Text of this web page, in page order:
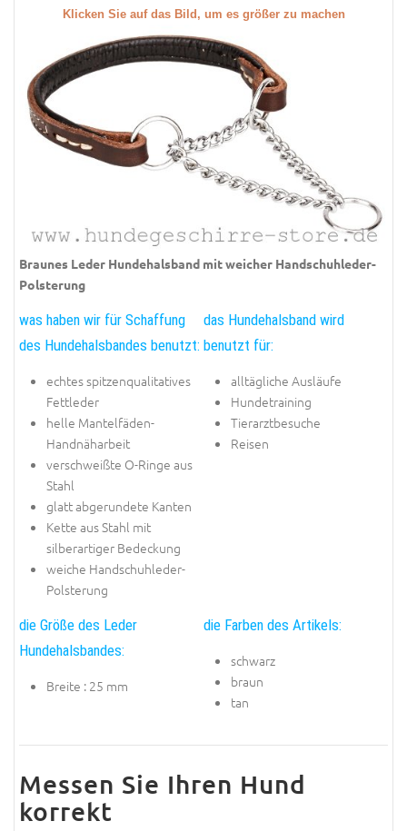
Klicken Sie auf das Bild, um es größer zu machen
Braunes Leder Hundehalsband mit weicher Handschuhleder-
Polsterung
was haben wir für Schaffung
des Hundehalsbandes benutzt:
echtes spitzenqualitatives
Fettleder
helle Mantelfäden-
Handnäharbeit
verschweißte O-Ringe aus
Stahl
glatt abgerundete Kanten
Kette aus Stahl mit
silberartiger Bedeckung
weiche Handschuhleder-
Polsterung
das Hundehalsband wird
benutzt für:
alltägliche Ausläufe
Hundetraining
Tierarztbesuche
Reisen
die Größe des Leder
Hundehalsbandes:
Breite : 25 mm
die Farben des Artikels:
schwarz
braun
tan
Messen Sie Ihren Hund
korrekt